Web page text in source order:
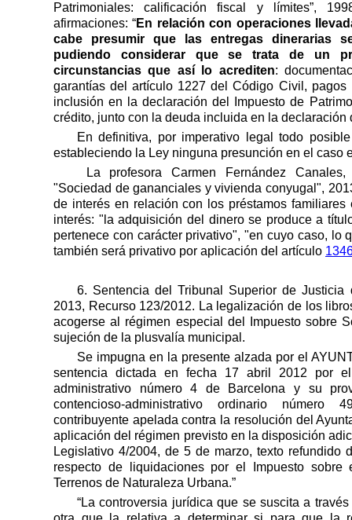
Patrimoniales: calificación fiscal y límites”,
afirmaciones: “En relación con operaciones
cabe presumir que las entregas dinerarias
pudiendo considerar que se trata de un
circunstancias que así lo acrediten:
garantías del artículo 1227 del Código Civil,
inclusión en la declaración del Impuesto de
crédito, junto con la deuda incluida en la declaración
En definitiva, por imperativo legal todo
estableciendo la Ley ninguna presunción en el caso
La profesora Carmen Fernández
"Sociedad de gananciales y vivienda conyugal",
de interés en relación con los préstamos
interés: "la adquisición del dinero se produce a
pertenece con carácter privativo", "en cuyo caso, lo
también será privativo por aplicación del artículo
6. Sentencia del Tribunal Superior de
2013, Recurso 123/2012. La legalización de los
acogerse al régimen especial del Impuesto sobre
sujeción de la plusvalía municipal.
Se impugna en la presente alzada por el
sentencia dictada en fecha 17 abril 2012 por
administrativo número 4 de Barcelona y su
contencioso-administrativo ordinario número
contribuyente apelada contra la resolución del
aplicación del régimen previsto en la disposición
Legislativo 4/2004, de 5 de marzo, texto refundido
respecto de liquidaciones por el Impuesto
Terrenos de Naturaleza Urbana.”
“La controversia jurídica que se suscita a